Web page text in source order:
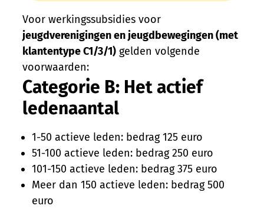
Voor werkingssubsidies voor
jeugdverenigingen en jeugdbewegingen (met
klantentype C1/3/1) gelden volgende
voorwaarden:
Categorie B: Het actief
ledenaantal
1-50 actieve leden: bedrag 125 euro
51-100 actieve leden: bedrag 250 euro
101-150 actieve leden: bedrag 375 euro
Meer dan 150 actieve leden: bedrag 500
euro